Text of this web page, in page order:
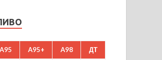
A95 A95+ A98 ДТ